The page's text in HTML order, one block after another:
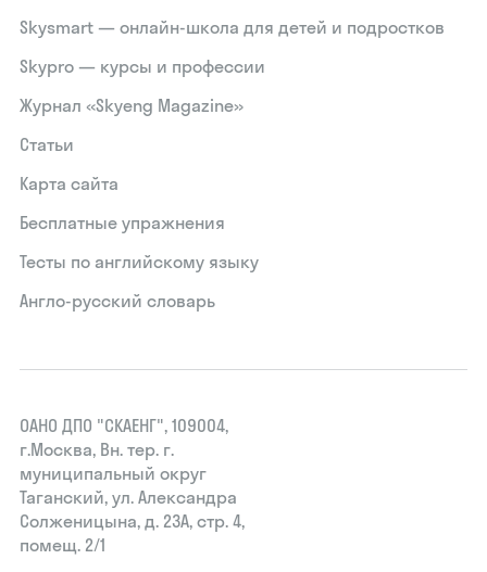
Skysmart — онлайн-школа для детей и подростков
Skypro — курсы и профессии
Журнал «Skyeng Magazine»
Статьи
Карта сайта
Бесплатные упражнения
Тесты по английскому языку
Англо-русский словарь
ОАНО ДПО "СКАЕНГ", 109004,
г.Москва, Вн. тер. г.
муниципальный округ
Таганский, ул. Александра
Солженицына, д. 23А, стр. 4,
помещ. 2/1